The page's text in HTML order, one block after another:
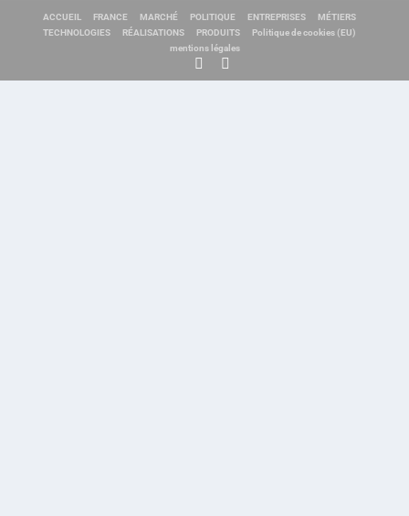
ACCUEIL FRANCE MARCHÉ POLITIQUE ENTREPRISES
MÉTIERS
TECHNOLOGIES
RÉALISATIONS PRODUITS
Politique de cookies (EU)
mentions légales